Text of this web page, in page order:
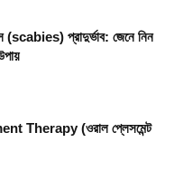
(scabies) প্রাদুর্ভাব: জেনে নিন
Therapy (ওরাল প্লেসমেন্ট